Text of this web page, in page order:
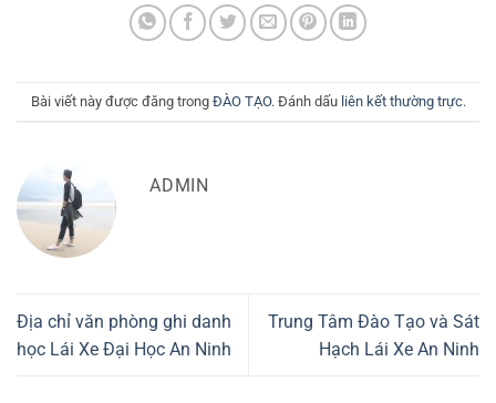
Bài viết này được đăng trong ĐÀO TẠO. Đánh dấu liên kết thường trực.
ADMIN
Địa chỉ văn phòng ghi danh
học Lái Xe Đại Học An Ninh
Trung Tâm Đào Tạo và Sát
Hạch Lái Xe An Ninh